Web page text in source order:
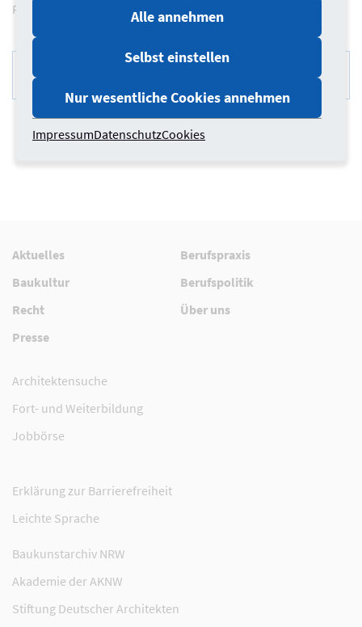
Fußweg: 10 Minuten
Anfahrt zur Architektenkammer NRW
Aktuelles
Berufspraxis
Baukultur
Berufspolitik
Recht
Über uns
Presse
Architektensuche
Fort- und Weiterbildung
Jobbörse
Erklärung zur Barrierefreiheit
Leichte Sprache
Baukunstarchiv NRW
Akademie der AKNW
Stiftung Deutscher Architekten
Alle annehmen
Selbst einstellen
Nur wesentliche Cookies annehmen
ImpressumDatenschutzCookies